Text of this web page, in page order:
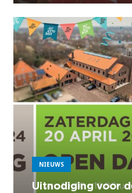
NIEUWS
Uitnodiging voor